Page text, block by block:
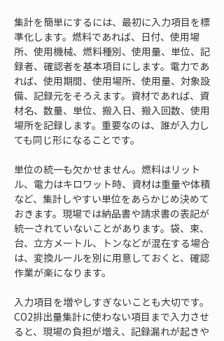
集計を簡単にするには、最初に入力項目を標
準化します。燃料であれば、日付、使用場
所、使用機械、燃料種別、使用量、単位、記
録者、確認者を基本項目にします。電力であ
れば、使用期間、使用場所、使用量、対象設
備、記録元をそろえます。資材であれば、資
材名、数量、単位、搬入日、搬入回数、使用
場所を記録します。重要なのは、誰が入力し
ても同じ形になることです。
単位の統一も欠かせません。燃料はリット
ル、電力はキロワット時、資材は重量や体積
など、集計しやすい単位をあらかじめ決めて
おきます。現場では納品書や請求書の表記が
統一されていないことがあります。袋、束、
台、立方メートル、トンなどが混在する場合
は、変換ルールを別に用意しておくと、確認
作業が楽になります。
入力項目を増やしすぎないことも大切です。
CO2排出量集計に使わない項目まで入力させ
ると、現場の負担が増え、記録漏れが起きや